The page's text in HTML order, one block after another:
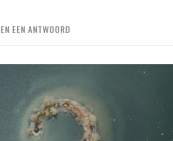
EEN ANTWOORD